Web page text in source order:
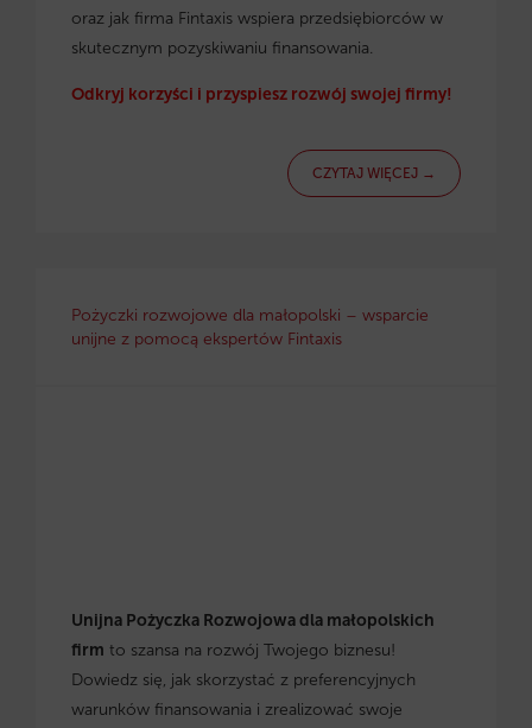
oraz jak firma Fintaxis wspiera przedsiębiorców w
skutecznym pozyskiwaniu finansowania.
Odkryj korzyści i przyspiesz rozwój swojej firmy!
CZYTAJ WIĘCEJ →
Pożyczki rozwojowe dla małopolski – wsparcie
unijne z pomocą ekspertów Fintaxis
Unijna Pożyczka Rozwojowa dla małopolskich
firm to szansa na rozwój Twojego biznesu!
Dowiedz się, jak skorzystać z preferencyjnych
warunków finansowania i zrealizować swoje